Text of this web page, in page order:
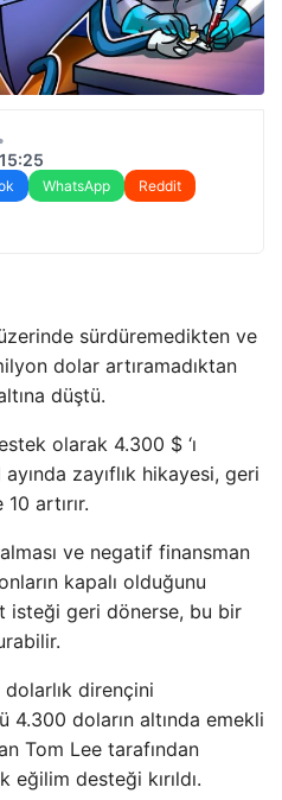
WhatsApp
Reddit
sürdüremedikten ve
dolar artıramadıktan
düştü.
olarak 4.300 $ ‘ı
zayıflık hikayesi, geri
artırır.
ve negatif finansman
kapalı olduğunu
isteği geri dönerse, bu bir
dirençini
4.300 doların altında emekli
Tom Lee tarafından
eğilim desteği kırıldı.